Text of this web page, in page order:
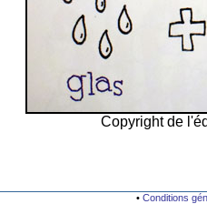
Copyright de
•Conditions